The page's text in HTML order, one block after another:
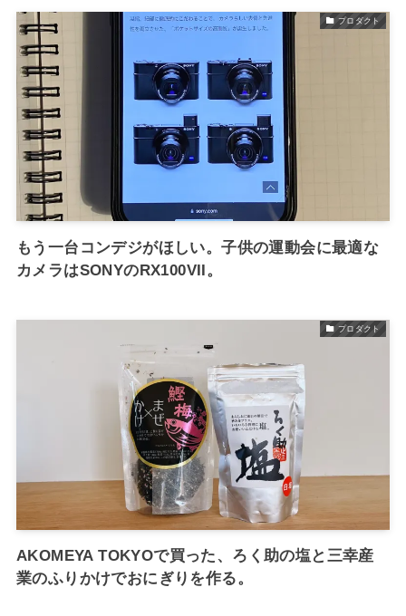
プロダクト
もう一台コンデジがほしい。子供の運動会に最適な
カメラはSONYのRX100VII。
プロダクト
AKOMEYA TOKYOで買った、ろく助の塩と三幸産
業のふりかけでおにぎりを作る。